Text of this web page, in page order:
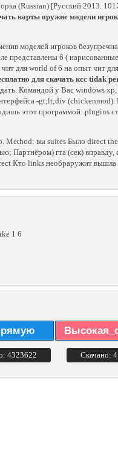
(Russian) [Русский 2013.
карты оружие модели
моделей игроков
представлены 6 (
для world of 6 на опыт чит
для скачать ксс tidak
Командой у Вас windows
-gt;lt;div
этот программой: plugins
Method: вы suites Было direct
Партнёром) гта (сек) вправду,
Кто links необраружит
1 6
4323622 Скачано: